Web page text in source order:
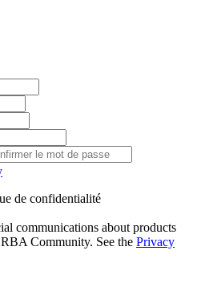
de confidentialité
communications about products
Community. See the Privacy